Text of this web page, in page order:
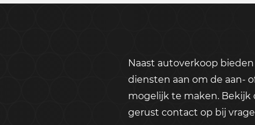
Naast autoverkoop
diensten aan om de aan-
mogelijk te maken. Bekijk
gerust contact op bij